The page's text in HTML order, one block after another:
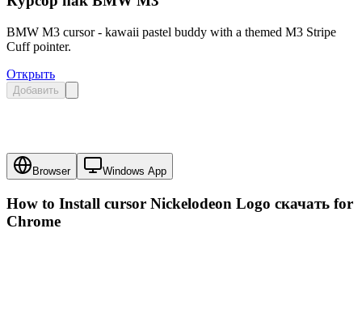
BMW M3 cursor - kawaii pastel buddy with a themed M3 Stripe
Cuff pointer.
Открыть
Добавить
Browser Windows App
How to Install cursor Nickelodeon Logo скачать for
Chrome